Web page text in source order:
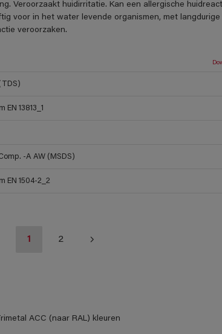
Veroorzaakt huidirritatie. Kan een allergische
voor in het water levende organismen, met langdurige
veroorzaken.
13813_1
-A AW (MSDS)
EN 1504-2_2
1 2
ACC (naar RAL) kleuren